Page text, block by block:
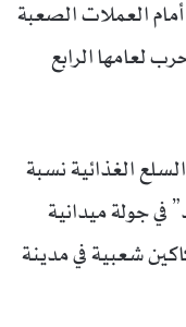
أمام العملات الصعبة
لعامها الرابع
الغذائية نسبة
في جولة ميدانية
شعبية في مدينة